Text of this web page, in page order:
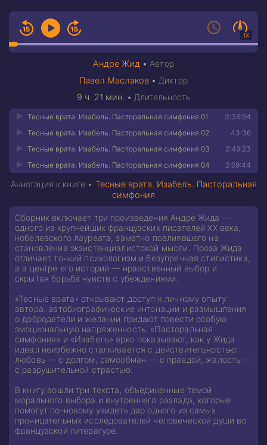
1X
Андре Жид •Автор
Павел Маслаков •Диктор
9 ч. 21 мин. • Длительность
3:38:54
Тесные врата. Изабель. Пасторальная симфония 01
43:36
Тесные врата. Изабель. Пасторальная симфония 02
2:49:23
Тесные врата. Изабель. Пасторальная симфония 03
2:09:44
Тесные врата. Изабель. Пасторальная симфония 04
Аннотация к книге • Тесные врата. Изабель. Пасторальная
симфония
Сборник включает три произведения Андре Жида —
одного из крупнейших французских писателей ХХ века,
нобелевского лауреата, заметно повлиявшего на
становление экзистенциалистской мысли. Проза Жида
отличает тонкий психологизм и безупречная стилистика,
а в центре его историй — нравственный выбор и
скрытая борьба чувств с убеждениями.
«Тесные врата» открывают доступ к личному опыту
автора: автобиографические интонации и размышления
о добродетели и желании придают повести особую
эмоциональную напряженность. «Пасторальная
симфония» и «Изабель» ярко показывают, как у Жида
идеал неизбежно сталкивается с действительностью:
любовь — с долгом, самообман — с правдой, жалость —
с разрушительной страстью.
В книгу вошли три текста, объединенные темой
морального выбора и внутреннего разлада, которые
помогут по-новому увидеть дар одного из самых
проницательных исследователей человеческой души во
французской литературе.